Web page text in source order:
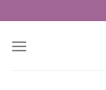
to
content